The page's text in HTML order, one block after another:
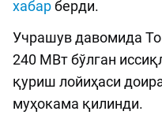
хабарберди.
Учрашув давомида
240 МВт бўлган
қуриш лойиҳаси
муҳокама қилинди.